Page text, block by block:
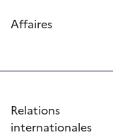
Affaires
Relations
internationales